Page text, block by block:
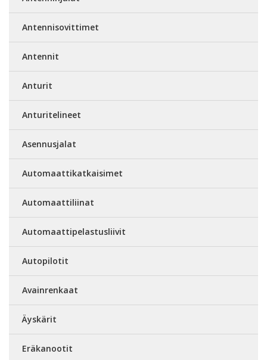
Antennisovittimet
Antennit
Anturit
Anturitelineet
Asennusjalat
Automaattikatkaisimet
Automaattiliinat
Automaattipelastusliivit
Autopilotit
Avainrenkaat
Äyskärit
Eräkanootit